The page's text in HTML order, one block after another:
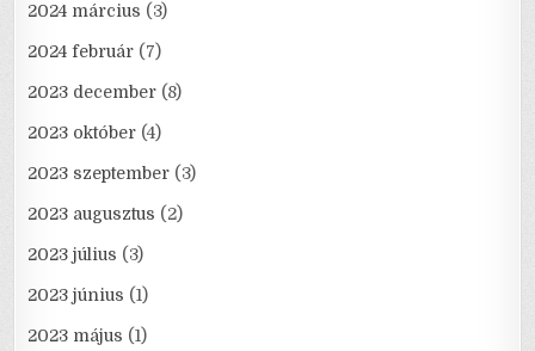
2024 március (3)
2024 február (7)
2023 december (8)
2023 október (4)
2023 szeptember (3)
2023 augusztus (2)
2023 július (3)
2023 június (1)
2023 május (1)